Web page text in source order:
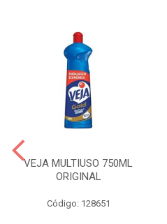
VEJA MULTIUSO 750ML
ORIGINAL
Código: 128651